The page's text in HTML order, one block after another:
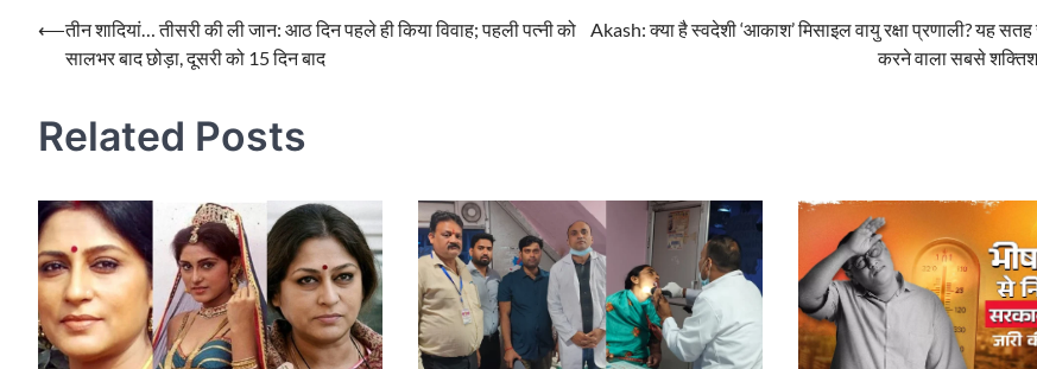
Post
navigation
⟵तीन शादियां… तीसरी की ली जान: आठ दिन पहले ही किया विवाह; पहली पत्नी को
सालभर बाद छोड़ा, दूसरी को 15 दिन बाद
Akash: क्या है स्वदेशी ‘आकाश’ मिसाइल वायु रक्षा प्रणाली? यह सतह
करने वाला सबसे
Related Posts